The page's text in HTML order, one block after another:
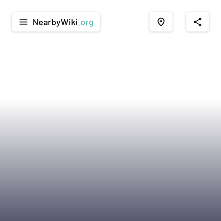
menu NearbyWiki .org place share